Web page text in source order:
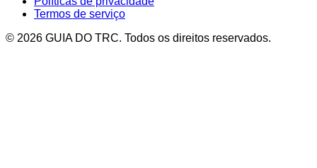
Termos de serviço
© 2026 GUIA DO TRC. Todos os direitos reservados.